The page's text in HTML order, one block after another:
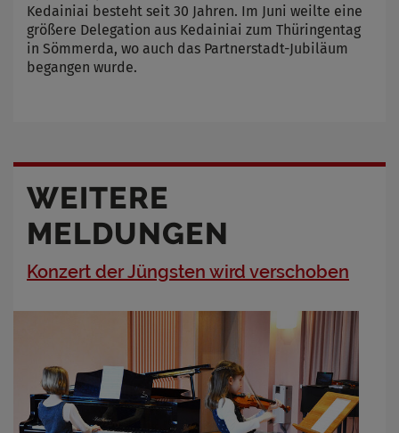
Kedainiai besteht seit 30 Jahren. Im Juni weilte eine
größere Delegation aus Kedainiai zum Thüringentag
in Sömmerda, wo auch das Partnerstadt-Jubiläum
begangen wurde.
WEITERE
MELDUNGEN
Konzert der Jüngsten wird verschoben